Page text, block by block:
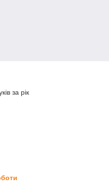
за рік